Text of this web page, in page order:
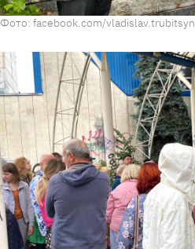
Фото: facebook.com/vladislav.trubitsyn